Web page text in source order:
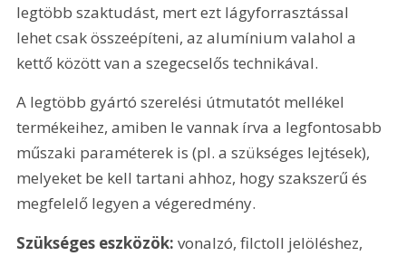
legtöbb szaktudást, mert ezt lágyforrasztással
lehet csak összeépíteni, az alumínium valahol a
kettő között van a szegecselős technikával.
A legtöbb gyártó szerelési útmutatót mellékel
termékeihez, amiben le vannak írva a legfontosabb
műszaki paraméterek is (pl. a szükséges lejtések),
melyeket be kell tartani ahhoz, hogy szakszerű és
megfelelő legyen a végeredmény.
Szükséges eszközök: vonalzó, filctoll jelöléshez,